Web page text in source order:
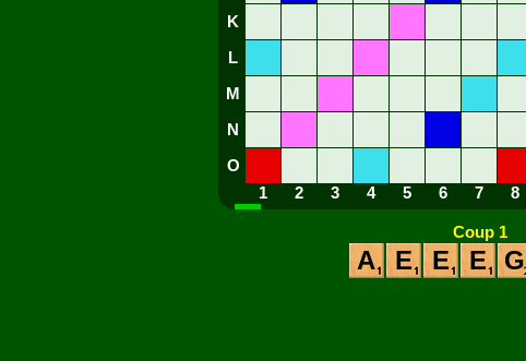
K
L
M
N
O
1
2 3 4 5 6 7 8
Coup 1
A E E E G